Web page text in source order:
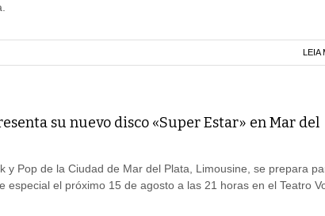
LEIA
su nuevo disco «Super Estar» en Mar del
y Pop de la Ciudad de Mar del Plata, Limousine, se prepara
especial el próximo 15 de agosto a las 21 horas en el Teatro